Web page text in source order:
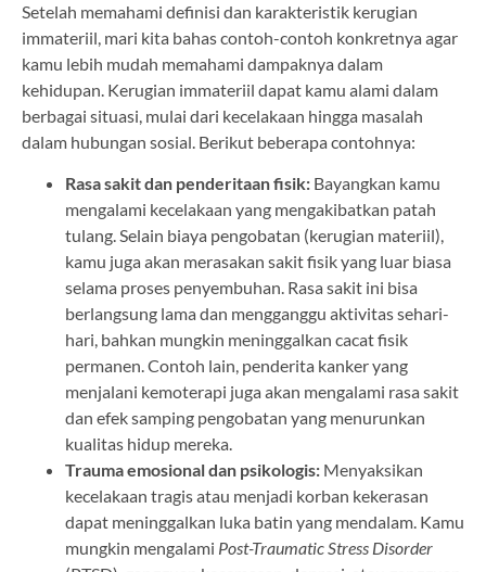
Setelah memahami definisi dan karakteristik kerugian
immateriil, mari kita bahas contoh-contoh konkretnya agar
kamu lebih mudah memahami dampaknya dalam
kehidupan. Kerugian immateriil dapat kamu alami dalam
berbagai situasi, mulai dari kecelakaan hingga masalah
dalam hubungan sosial. Berikut beberapa contohnya:
Rasa sakit dan penderitaan fisik: Bayangkan kamu
mengalami kecelakaan yang mengakibatkan patah
tulang. Selain biaya pengobatan (kerugian materiil),
kamu juga akan merasakan sakit fisik yang luar biasa
selama proses penyembuhan. Rasa sakit ini bisa
berlangsung lama dan mengganggu aktivitas sehari-
hari, bahkan mungkin meninggalkan cacat fisik
permanen. Contoh lain, penderita kanker yang
menjalani kemoterapi juga akan mengalami rasa sakit
dan efek samping pengobatan yang menurunkan
kualitas hidup mereka.
Trauma emosional dan psikologis: Menyaksikan
kecelakaan tragis atau menjadi korban kekerasan
dapat meninggalkan luka batin yang mendalam. Kamu
mungkin mengalami Post-Traumatic Stress Disorder